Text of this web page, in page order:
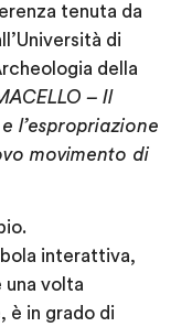
tenuta da
di
della
– Il
l’espropriazione
movimento di
interattiva,
una volta
è in grado di